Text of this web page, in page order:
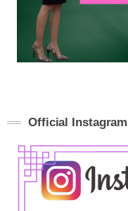
Official Instagram